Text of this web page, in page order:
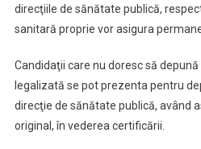
direcţiile de sănătate publică,
sanitară proprie vor asigura
Candidaţii care nu doresc să
legalizată se pot prezenta pentru
direcţie de sănătate publică, având
original, în vederea certificării.